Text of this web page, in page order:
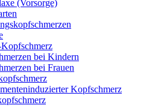
(Vorsorge)
bei Kindern
bei Frauen
Kopfschmerz